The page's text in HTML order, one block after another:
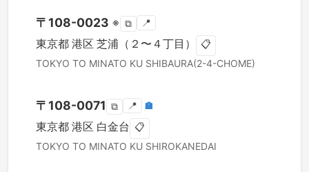
〒 108-0023 ※ ⧉ 📍
東京都 港区 芝浦（２〜４丁目） 📋
TOKYO TO MINATO KU SHIBAURA(2-4-CHOME)
〒 108-0071 ⧉ 📍 🏣
東京都 港区 白金台 📋
TOKYO TO MINATO KU SHIROKANEDAI